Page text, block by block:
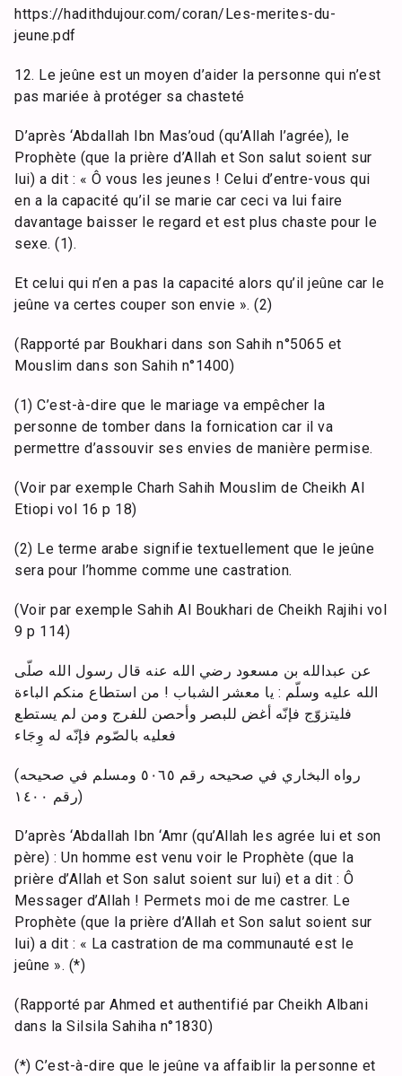
https://hadithdujour.com/coran/Les-merites-du-
jeune.pdf
12. Le jeûne est un moyen d’aider la personne qui n’est
pas mariée à protéger sa chasteté
D’après ‘Abdallah Ibn Mas’oud (qu’Allah l’agrée), le
Prophète (que la prière d’Allah et Son salut soient sur
lui) a dit : « Ô vous les jeunes ! Celui d’entre-vous qui
en a la capacité qu’il se marie car ceci va lui faire
davantage baisser le regard et est plus chaste pour le
sexe. (1).
Et celui qui n’en a pas la capacité alors qu’il jeûne car le
jeûne va certes couper son envie ». (2)
(Rapporté par Boukhari dans son Sahih n°5065 et
Mouslim dans son Sahih n°1400)
(1) C’est-à-dire que le mariage va empêcher la
personne de tomber dans la fornication car il va
permettre d’assouvir ses envies de manière permise.
(Voir par exemple Charh Sahih Mouslim de Cheikh Al
Etiopi vol 16 p 18)
(2) Le terme arabe signifie textuellement que le jeûne
sera pour l’homme comme une castration.
(Voir par exemple Sahih Al Boukhari de Cheikh Rajihi vol
9 p 114)
عن عبدالله بن مسعود رضي الله عنه قال رسول الله صلّى
الله عليه وسلّم : يا معشر الشباب ! من استطاع منكم الباءة
فليتزوّج فإنّه أغض للبصر وأحصن للفرج ومن لم يستطع
فعليه بالصّوم فإنّه له وِجَاء
(رواه البخاري في صحيحه رقم ٥٠٦٥ ومسلم في صحيحه
رقم ١٤٠٠)
D’après ‘Abdallah Ibn ‘Amr (qu’Allah les agrée lui et son
père) : Un homme est venu voir le Prophète (que la
prière d’Allah et Son salut soient sur lui) et a dit : Ô
Messager d’Allah ! Permets moi de me castrer. Le
Prophète (que la prière d’Allah et Son salut soient sur
lui) a dit : « La castration de ma communauté est le
jeûne ». (*)
(Rapporté par Ahmed et authentifié par Cheikh Albani
dans la Silsila Sahiha n°1830)
(*) C’est-à-dire que le jeûne va affaiblir la personne et